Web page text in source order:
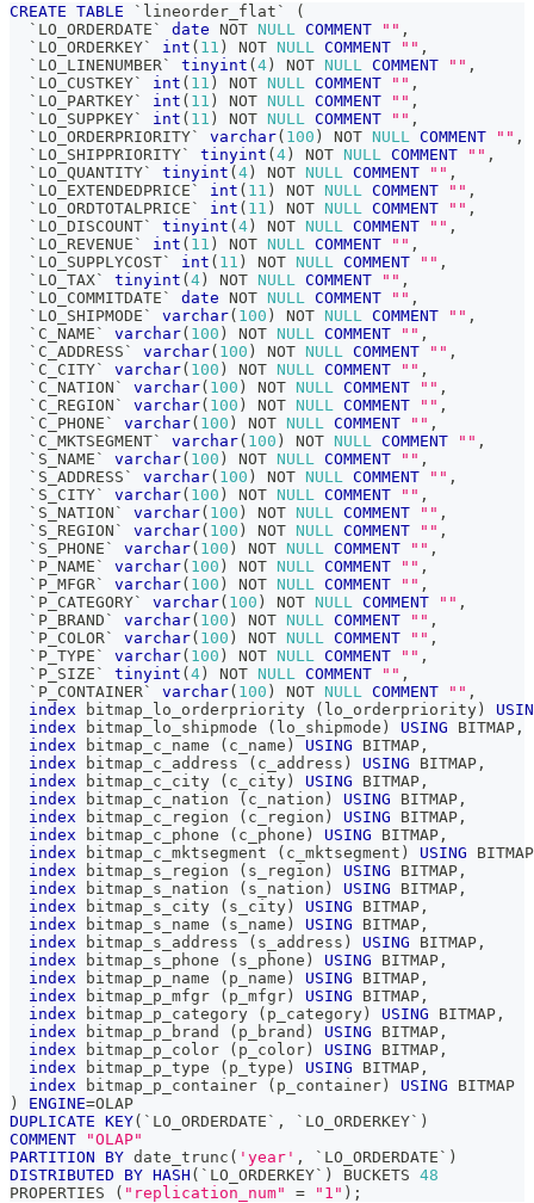
CREATE TABLE ` lineorder_flat `
(
` LO_ORDERDATE ` date NOT NULL COMMENT "" ,
` LO_ORDERKEY` int ( 11 ) NOT NULL COMMENT "" ,
` LO_LINENUMBER ` tinyint ( 4 ) NOT NULL COMMENT "" ,
` LO_CUSTKEY` int ( 11 ) NOT NULL COMMENT "" ,
` LO_PARTKEY` int ( 11 ) NOT NULL COMMENT "" ,
` LO_SUPPKEY` int ( 11 ) NOT NULL COMMENT "" ,
` LO_ORDERPRIORITY` varchar( 100 ) NOT NULL COMMENT "" ,
` LO_SHIPPRIORITY` tinyint ( 4 ) NOT NULL COMMENT "" ,
` LO_QUANTITY` tinyint ( 4 ) NOT NULL COMMENT "" ,
` LO_EXTENDEDPRICE ` int ( 11 ) NOT NULL COMMENT "" ,
` LO_ORDTOTALPRICE ` int ( 11 ) NOT NULL COMMENT "" ,
` LO_DISCOUNT` tinyint ( 4 ) NOT NULL COMMENT "" ,
` LO_REVENUE ` int ( 11 ) NOT NULL COMMENT "" ,
` LO_SUPPLYCOST` int ( 11 ) NOT NULL COMMENT "" ,
` LO_TAX` tinyint ( 4 ) NOT NULL COMMENT "" ,
` LO_COMMITDATE ` date NOT NULL COMMENT "" ,
` LO_SHIPMODE ` varchar( 100 ) NOT NULL COMMENT "" ,
` C_NAME ` varchar( 100 ) NOT NULL COMMENT "" ,
` C_ADDRESS ` varchar( 100 ) NOT NULL COMMENT "" ,
` C_CITY` varchar( 100 ) NOT NULL COMMENT "" ,
` C_NATION ` varchar( 100 ) NOT NULL COMMENT "" ,
` C_REGION ` varchar( 100 ) NOT NULL COMMENT "" ,
` C_PHONE ` varchar( 100 ) NOT NULL COMMENT "" ,
` C_MKTSEGMENT` varchar( 100 ) NOT NULL COMMENT "" ,
` S_NAME ` varchar( 100 ) NOT NULL COMMENT "" ,
` S_ADDRESS ` varchar( 100 ) NOT NULL COMMENT "" ,
` S_CITY` varchar( 100 ) NOT NULL COMMENT "" ,
` S_NATION ` varchar( 100 ) NOT NULL COMMENT "" ,
` S_REGION ` varchar( 100 ) NOT NULL COMMENT "" ,
` S_PHONE ` varchar( 100 ) NOT NULL COMMENT "" ,
` P_NAME ` varchar( 100 ) NOT NULL COMMENT "" ,
` P_MFGR ` varchar( 100 ) NOT NULL COMMENT "" ,
` P_CATEGORY` varchar( 100 ) NOT NULL COMMENT "" ,
` P_BRAND ` varchar( 100 ) NOT NULL COMMENT "" ,
` P_COLOR ` varchar( 100 ) NOT NULL COMMENT "" ,
` P_TYPE ` varchar( 100 ) NOT NULL COMMENT "" ,
` P_SIZE ` tinyint ( 4 ) NOT NULL COMMENT "" ,
` P_CONTAINER ` varchar( 100 ) NOT NULL COMMENT "" ,
index bitmap_lo_orderpriority ( lo_orderpriority )
index bitmap_lo_shipmode ( lo_shipmode ) USING BITMAP ,
index bitmap_c_name ( c_name ) USING BITMAP ,
index bitmap_c_address ( c_address ) USING BITMAP ,
index bitmap_c_city ( c_city ) USING BITMAP ,
index bitmap_c_nation ( c_nation ) USING BITMAP ,
index bitmap_c_region ( c_region ) USING BITMAP ,
index bitmap_c_phone ( c_phone ) USING BITMAP ,
index bitmap_c_mktsegment ( c_mktsegment ) USING BITMAP
index bitmap_s_region ( s_region ) USING BITMAP ,
index bitmap_s_nation ( s_nation ) USING BITMAP ,
index bitmap_s_city ( s_city ) USING BITMAP ,
index bitmap_s_name ( s_name ) USING BITMAP ,
index bitmap_s_address ( s_address ) USING BITMAP ,
index bitmap_s_phone ( s_phone ) USING BITMAP ,
index bitmap_p_name ( p_name ) USING BITMAP ,
index bitmap_p_mfgr ( p_mfgr ) USING BITMAP ,
index bitmap_p_category ( p_category ) USING BITMAP ,
index bitmap_p_brand ( p_brand ) USING BITMAP ,
index bitmap_p_color ( p_color ) USING BITMAP ,
index bitmap_p_type ( p_type ) USING BITMAP ,
index bitmap_p_container ( p_container ) USING BITMAP
)
ENGINE=OLAP
DUPLICATE KEY( ` LO_ORDERDATE ` , ` LO_ORDERKEY` )
COMMENT
"OLAP"
PARTITION
BY date_trunc ( 'year' , ` LO_ORDERDATE ` )
DISTRIBUTED
BY HASH ( ` LO_ORDERKEY` ) BUCKETS 48
PROPERTIES
( "replication_num" = "1" ) ;